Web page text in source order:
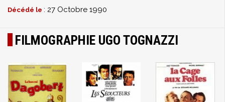
Décédé le : 27 Octobre 1990
FILMOGRAPHIE UGO TOGNAZZI